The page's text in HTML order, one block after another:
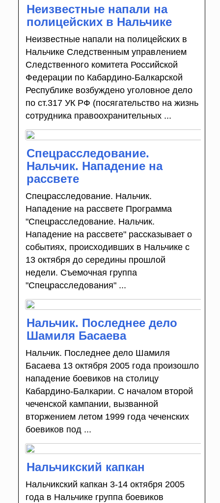
Неизвестные напали на
полицейских в Нальчике
Неизвестные напали на полицейских в
Нальчике Следственным управлением
Следственного комитета Российской
Федерации по Кабардино-Балкарской
Республике возбуждено уголовное дело
по ст.317 УК РФ (посягательство на жизнь
сотрудника правоохранительных ...
Спецрасследование.
Нальчик. Нападение на
рассвете
Спецрасследование. Нальчик.
Нападение на рассвете Программа
"Спецрасследование. Нальчик.
Нападение на рассвете" рассказывает о
событиях, происходивших в Нальчике с
13 октября до середины прошлой
недели. Съемочная группа
"Спецрасследования" ...
Нальчик. Последнее дело
Шамиля Басаева
Нальчик. Последнее дело Шамиля
Басаева 13 октября 2005 года произошло
нападение боевиков на столицу
Кабардино-Балкарии. С началом второй
чеченской кампании, вызванной
вторжением летом 1999 года чеченских
боевиков под ...
Нальчикский капкан
Нальчикский капкан 3-14 октября 2005
года в Нальчике группа боевиков